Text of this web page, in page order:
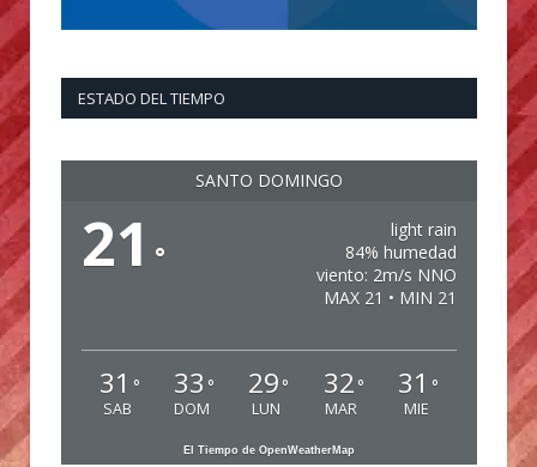
ESTADO DEL TIEMPO
SANTO DOMINGO
21 °
light rain
84% humedad
viento: 2m/s NNO
MAX 21 • MIN 21
31 °
SAB
33 °
DOM
29 °
LUN
32 °
MAR
31 °
MIE
El Tiempo de OpenWeatherMap